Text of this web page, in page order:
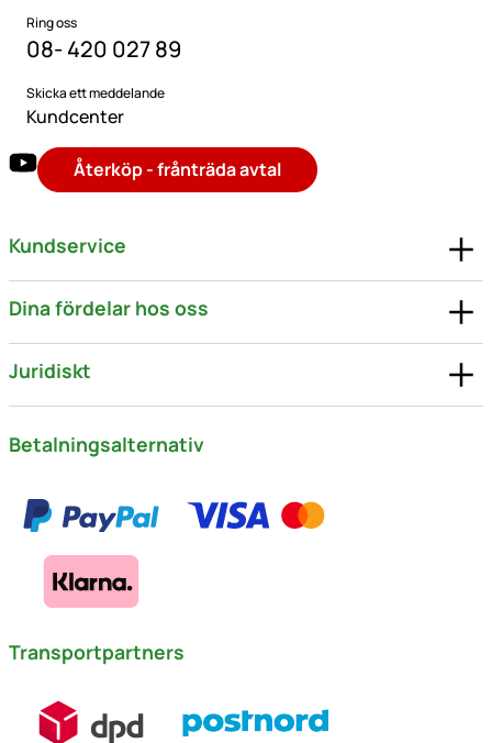
Ring oss
08- 420 027 89
Skicka ett meddelande
Kundcenter
Återköp - frånträda avtal
Kundservice
Dina fördelar hos oss
Juridiskt
Betalningsalternativ
Transportpartners